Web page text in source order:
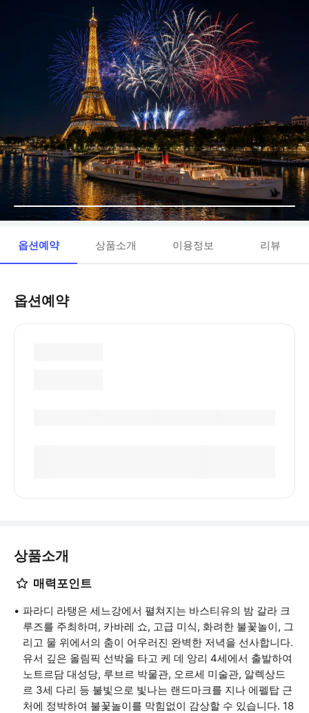
옵션예약 상품소개 이용정보 리뷰
옵션예약
상품소개
매력포인트
파라디 라탱은 세느강에서 펼쳐지는 바스티유의 밤 갈라 크
루즈를 주최하며, 카바레 쇼, 고급 미식, 화려한 불꽃놀이, 그
리고 물 위에서의 춤이 어우러진 완벽한 저녁을 선사합니다.
유서 깊은 올림픽 선박을 타고 케 데 앙리 4세에서 출발하여
노트르담 대성당, 루브르 박물관, 오르세 미술관, 알렉상드
르 3세 다리 등 불빛으로 빛나는 랜드마크를 지나 에펠탑 근
처에 정박하여 불꽃놀이를 막힘없이 감상할 수 있습니다. 18